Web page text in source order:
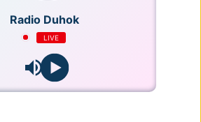
Radio Duhok
LIVE